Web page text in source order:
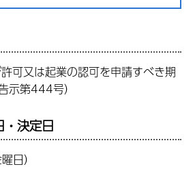
可又は起業の認可を申請すべき期
示第444号）
決定日
日）